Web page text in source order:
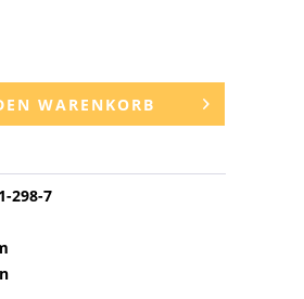
WARENKORB
298-7